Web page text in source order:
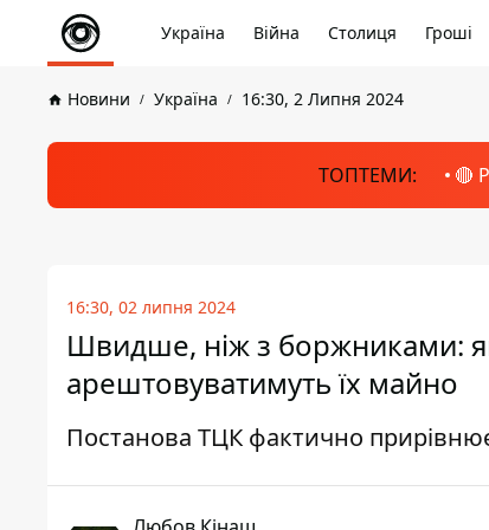
Україна Війна Столиця Гроші
Новини Україна 16:30, 2 Липня 2024
ТОПТЕМИ: 🔴
16:30, 02 липня 2024
Швидше, ніж з боржниками:
арештовуватимуть їх майно
Постанова ТЦК фактично